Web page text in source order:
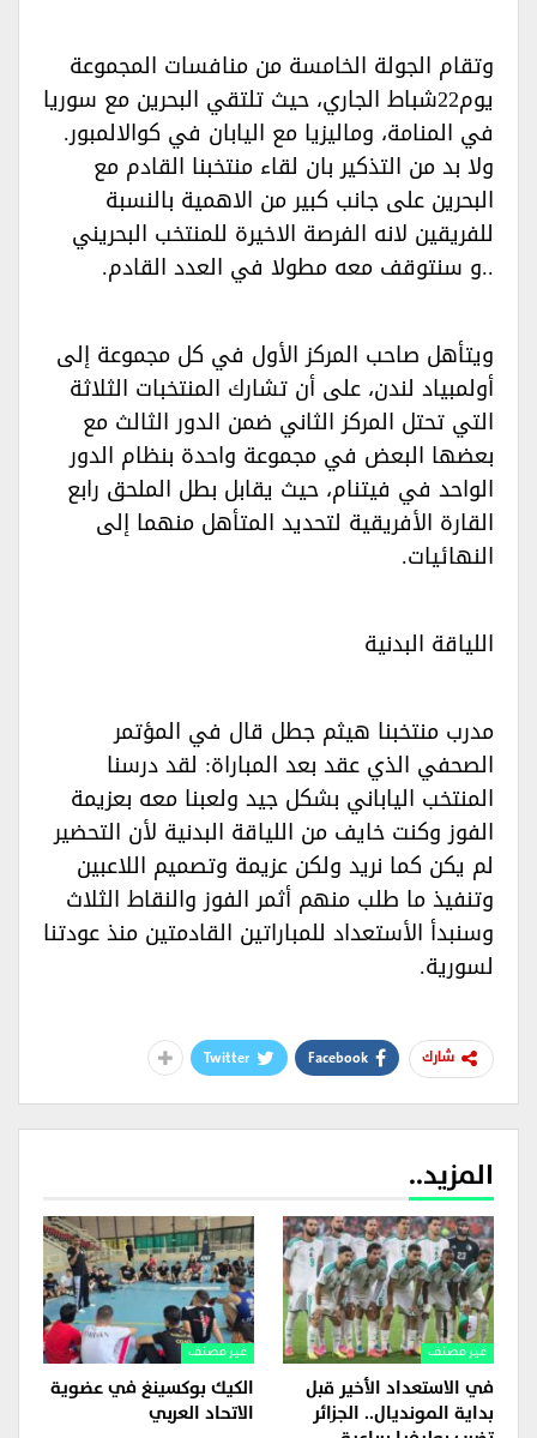
وتقام الجولة الخامسة من منافسات المجموعة
يوم22شباط الجاري، حيث تلتقي البحرين مع سوريا
في المنامة، وماليزيا مع اليابان في كوالالمبور.
ولا بد من التذكير بان لقاء منتخبنا القادم مع
البحرين على جانب كبير من الاهمية بالنسبة
للفريقين لانه الفرصة الاخيرة للمنتخب البحريني
..و سنتوقف معه مطولا في العدد القادم.‏
ويتأهل صاحب المركز الأول في كل مجموعة إلى
أولمبياد لندن، على أن تشارك المنتخبات الثلاثة
التي تحتل المركز الثاني ضمن الدور الثالث مع
بعضها البعض في مجموعة واحدة بنظام الدور
الواحد في فيتنام، حيث يقابل بطل الملحق رابع
القارة الأفريقية لتحديد المتأهل منهما إلى
النهائيات.‏
اللياقة البدنية‏
مدرب منتخبنا هيثم جطل قال في المؤتمر
الصحفي الذي عقد بعد المباراة: لقد درسنا
المنتخب الياباني بشكل جيد ولعبنا معه بعزيمة
الفوز وكنت خايف من اللياقة البدنية لأن التحضير
لم يكن كما نريد ولكن عزيمة وتصميم اللاعبين
وتنفيذ ما طلب منهم أثمر الفوز والنقاط الثلاث
وسنبدأ الأستعداد للمباراتين القادمتين منذ عودتنا
لسورية.‏
شارك Facebook
Twitter
المزيد..
غير مصنف
في الاستعداد الأخير قبل
بداية المونديال.. الجزائر
غير مصنف
الكيك بوكسينغ في عضوية
الاتحاد العربي